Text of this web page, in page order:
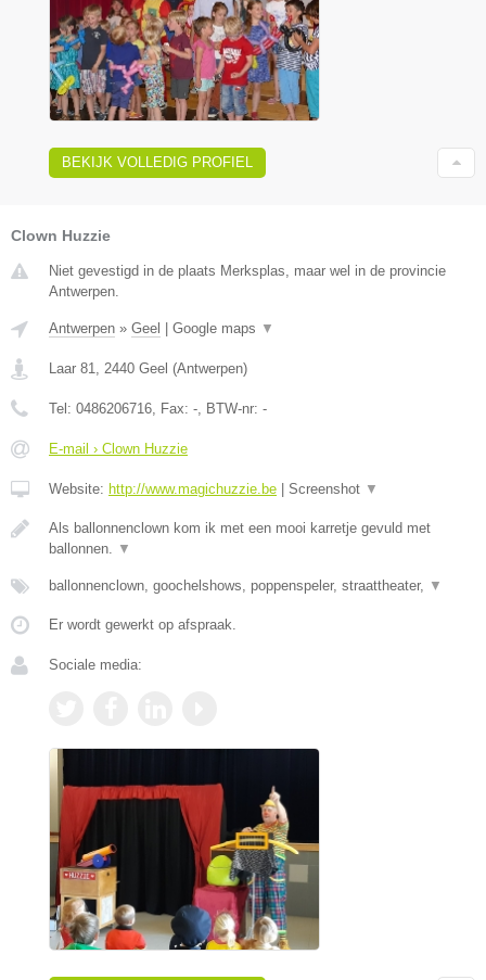
BEKIJK VOLLEDIG PROFIEL
Clown Huzzie
Niet gevestigd in de plaats Merksplas, maar wel in de provincie
Antwerpen.
Antwerpen » Geel Google maps ▼
Laar 81 2440 Geel (Antwerpen)
Tel: 0486206716 , Fax: - , BTW-nr: -
E-mail › Clown Huzzie
Website: http://www.magichuzzie.be Screenshot ▼
Als ballonnenclown kom ik met een mooi karretje gevuld met
ballonnen.
▼
ballonnenclown, goochelshows, poppenspeler, straattheater, ▼
Er wordt gewerkt op afspraak.
Sociale media: